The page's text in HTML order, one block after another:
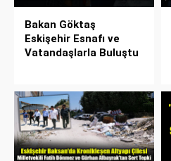
Bakan Göktaş
Eskişehir Esnafı ve
Vatandaşlarla Buluştu